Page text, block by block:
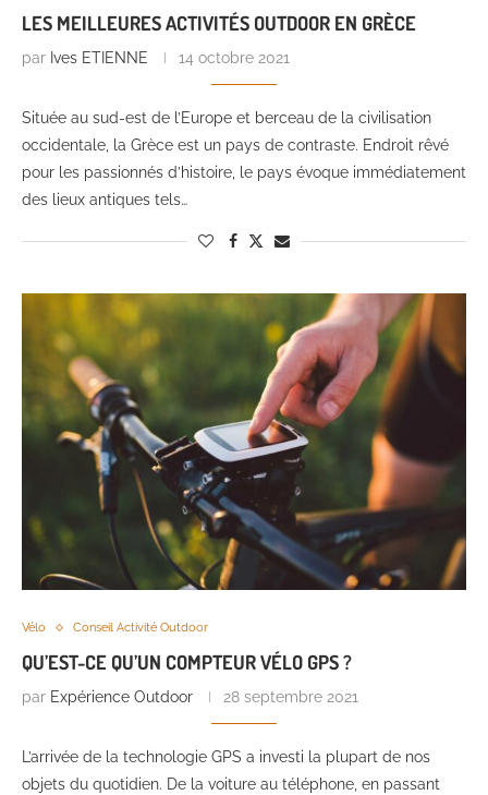
LES MEILLEURES ACTIVITÉS OUTDOOR EN GRÈCE
par Ives ETIENNE 14 octobre 2021
Située au sud-est de l’Europe et berceau de la civilisation
occidentale, la Grèce est un pays de contraste. Endroit rêvé
pour les passionnés d’histoire, le pays évoque immédiatement
des lieux antiques tels…
Vélo Conseil Activité Outdoor
QU’EST-CE QU’UN COMPTEUR VÉLO GPS ?
par Expérience Outdoor 28 septembre 2021
L’arrivée de la technologie GPS a investi la plupart de nos
objets du quotidien. De la voiture au téléphone, en passant